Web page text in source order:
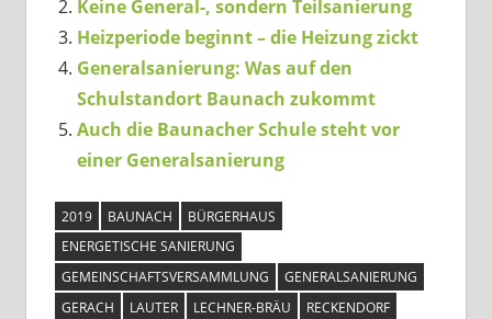
Keine General-, sondern Teilsanierung
Heizperiode beginnt – die Heizung zickt
Generalsanierung: Was auf den
Schulstandort Baunach zukommt
Auch die Baunacher Schule steht vor
einer Generalsanierung
2019 BAUNACH
BÜRGERHAUS
ENERGETISCHE SANIERUNG
GEMEINSCHAFTSVERSAMMLUNG
GENERALSANIERUNG
GERACH
LAUTER LECHNER-BRÄU
RECKENDORF